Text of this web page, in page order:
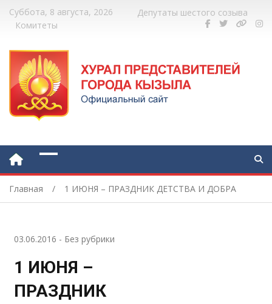
Суббота, 8 августа, 2026
Депутаты шестого созыва
Комитеты
Главная 1 ИЮНЯ – ПРАЗДНИК ДЕТСТВА И ДОБРА
03.06.2016 - Без рубрики
1 ИЮНЯ –
ПРАЗДНИК